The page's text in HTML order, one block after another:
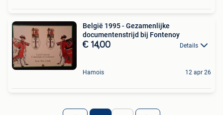
België 1995 - Gezamenlijke
documentenstrijd bij Fontenoy
€ 14,00 Details
Hamois 12 apr 26